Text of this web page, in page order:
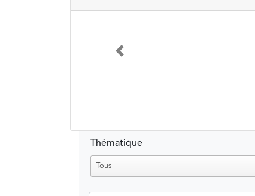
Précédent
Thématique
Tous